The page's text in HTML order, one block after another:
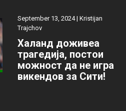
September 13, 2024 | Kristijan
Trajchov
Халанд доживеа
трагедија, постои
можност да не игра
викендов за Сити!